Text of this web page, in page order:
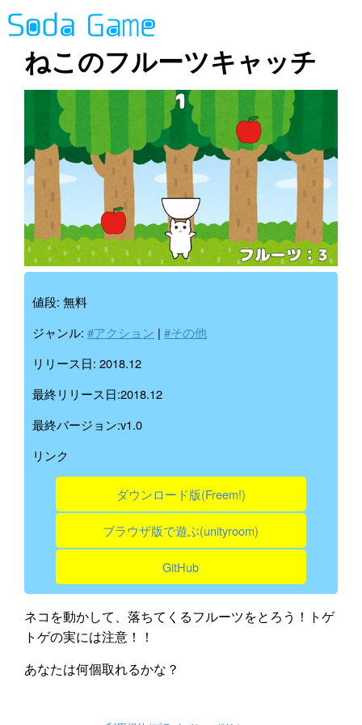
ねこのフルーツキャッチ
値段: 無料
ジャンル: #アクション | #その他
リリース日: 2018.12
最終リリース日:2018.12
最終バージョン:v1.0
リンク
ダウンロード版(Freem!)
ブラウザ版で遊ぶ(unityroom)
GitHub
ネコを動かして、落ちてくるフルーツをとろう！トゲ
トゲの実には注意！！
あなたは何個取れるかな？